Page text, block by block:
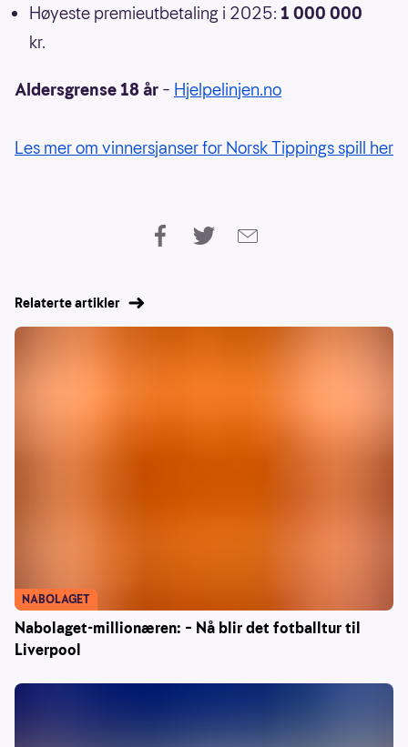
Høyeste premieutbetaling i 2025: 1 000 000
kr.
Aldersgrense 18 år – Hjelpelinjen.no
Les mer om vinnersjanser for Norsk Tippings spill her
Relaterte artikler
Nabolaget-millionæren: – Nå blir det fotballtur til
Liverpool
NABOLAGET